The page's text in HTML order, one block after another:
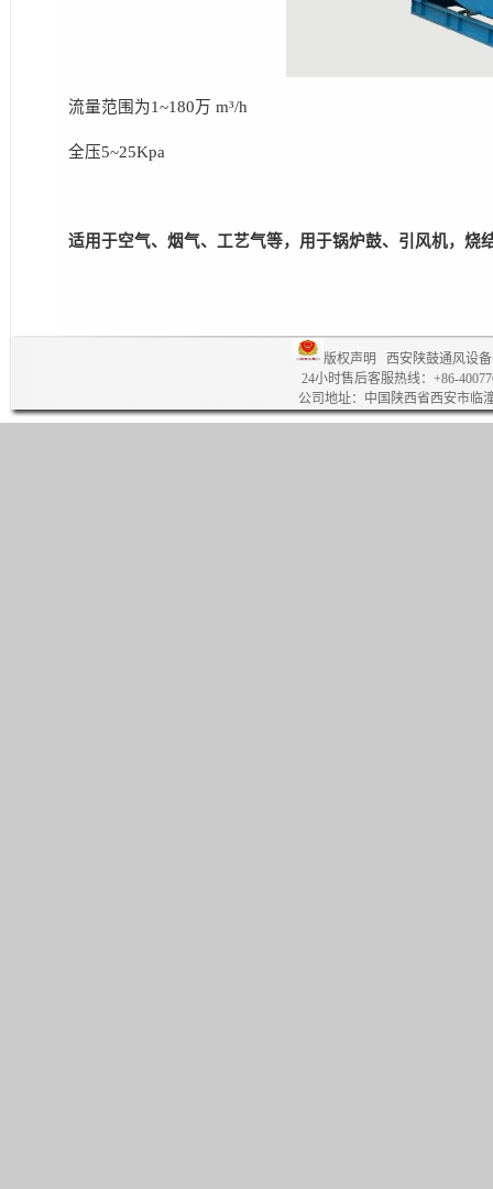
流量范围为1~180万 m³/h
全压5~25Kpa
适用于空气、烟气、工艺气等，用于锅炉鼓、引风机，烧
版权声明 西安陕鼓通风设
24小时售后客服热线：+86-
公司地址：中国陕西省西安市临